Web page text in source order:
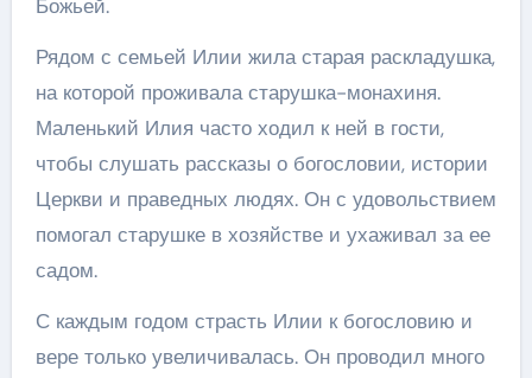
Божьей.
Рядом с семьей Илии жила старая раскладушка,
на которой проживала старушка-монахиня.
Маленький Илия часто ходил к ней в гости,
чтобы слушать рассказы о богословии, истории
Церкви и праведных людях. Он с удовольствием
помогал старушке в хозяйстве и ухаживал за ее
садом.
С каждым годом страсть Илии к богословию и
вере только увеличивалась. Он проводил много